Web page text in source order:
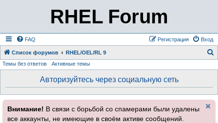
RHEL Forum
FAQ Вход
Регистрация
Список форумов RHEL/OEL/RL 9
Темы без ответов Активные темы
Авторизуйтесь через социальную сеть
Внимание! В связи с борьбой со спамерами были удалены
все аккаунты, не имеющие в своём активе сообщений.